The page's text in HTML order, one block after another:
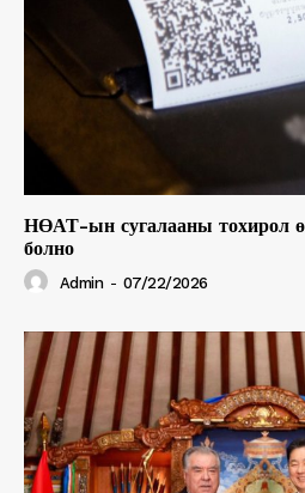
НӨАТ-ын сугалааны тохирол
болно
Admin - 07/22/2026